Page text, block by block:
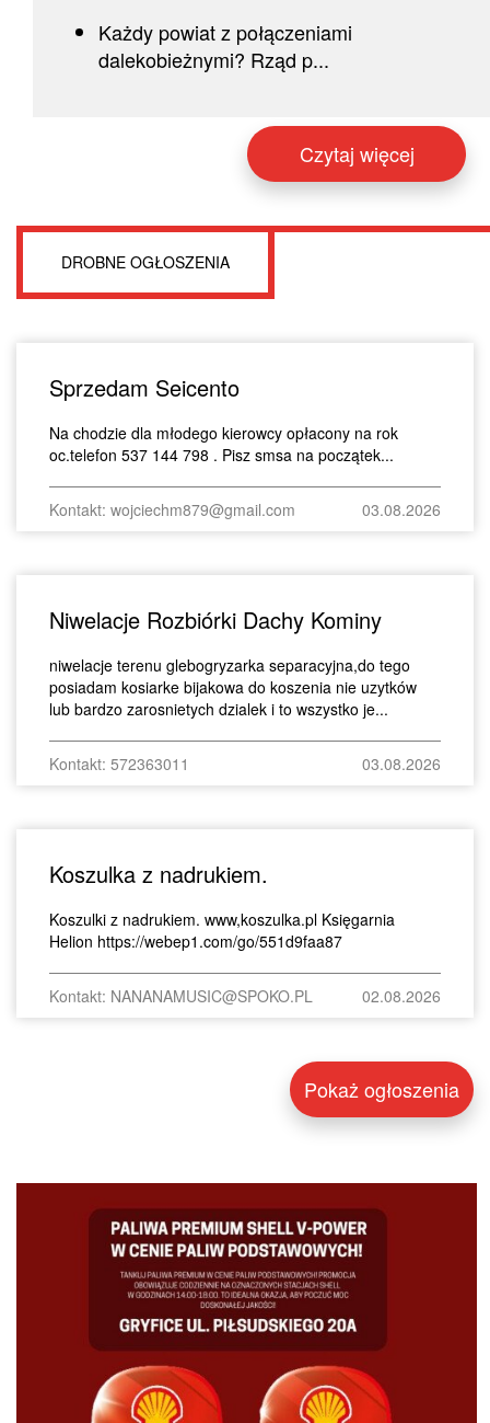
Każdy powiat z połączeniami
dalekobieżnymi? Rząd p...
Czytaj więcej
DROBNE OGŁOSZENIA
Sprzedam Seicento
Na chodzie dla młodego kierowcy opłacony na rok
oc.telefon 537 144 798 . Pisz smsa na początek...
Kontakt: wojciechm879@gmail.com 03.08.2026
Niwelacje Rozbiórki Dachy Kominy
niwelacje terenu glebogryzarka separacyjna,do tego
posiadam kosiarke bijakowa do koszenia nie uzytków
lub bardzo zarosnietych dzialek i to wszystko je...
Kontakt: 572363011 03.08.2026
Koszulka z nadrukiem.
Koszulki z nadrukiem. www,koszulka.pl Księgarnia
Helion https://webep1.com/go/551d9faa87
Kontakt: NANANAMUSIC@SPOKO.PL 02.08.2026
Pokaż ogłoszenia